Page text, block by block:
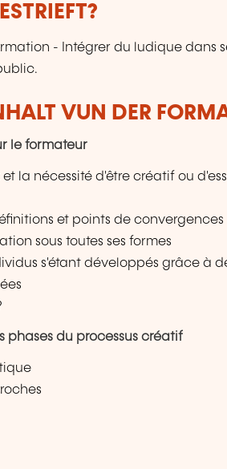
- Intégrer du ludique dans
VUN DER
le formateur
la nécessité d'être créatif ou
et points de convergences
sous toutes ses formes
s'étant développés grâce à
phases du processus créatif